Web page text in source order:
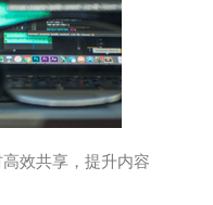
效共享，提升内容